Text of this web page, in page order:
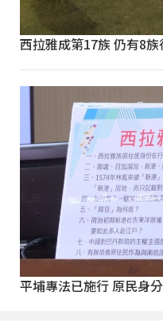
西拉雅成第17族 仍有8
平埔專法已施行 原民身